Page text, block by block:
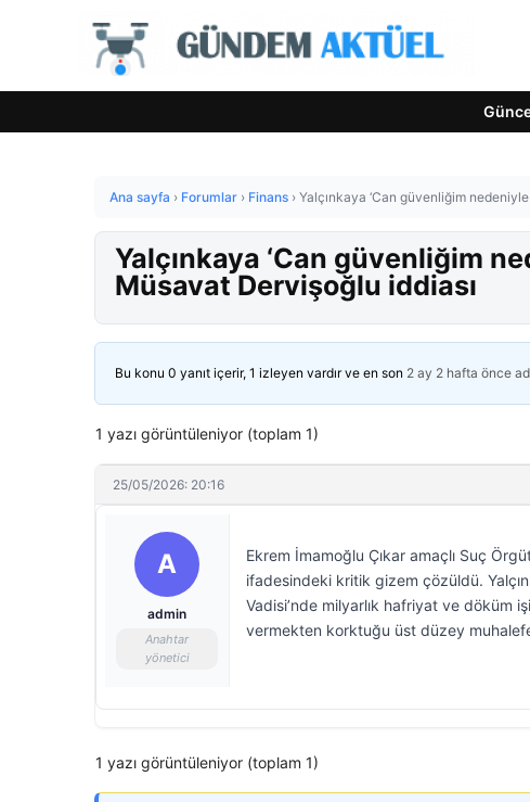
Ana sayfa › Forumlar › Finans › Yalçınkaya ‘Can güvenliğim
Yalçınkaya ‘Can güvenliğim
Müsavat Dervişoğlu iddiası
Bu konu 0 yanıt içerir, 1 izleyen vardır ve en son 2 ay 2 hafta önce
1 yazı görüntüleniyor (toplam 1)
25/05/2026: 20:16
A
admin
Anahtar
yönetici
Ekrem İmamoğlu Çıkar amaçlı Suç
ifadesindeki kritik gizem çözüldü.
Vadisi’nde milyarlık hafriyat ve döküm
vermekten korktuğu üst düzey
1 yazı görüntüleniyor (toplam 1)